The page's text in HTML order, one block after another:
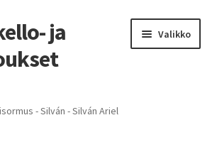
ja
Valikko
- Silván - Silván Ariel